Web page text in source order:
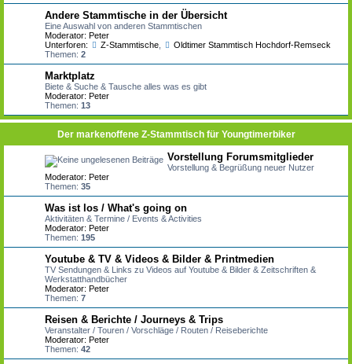
Andere Stammtische in der Übersicht
Eine Auswahl von anderen Stammtischen
Moderator: Peter
Unterforen:
Z-Stammtische,
Oldtimer Stammtisch Hochdorf-Remseck
Themen: 2
Marktplatz
Biete & Suche & Tausche alles was es gibt
Moderator: Peter
Themen: 13
Der markenoffene Z-Stammtisch für Youngtimerbiker
Vorstellung Forumsmitglieder
Vorstellung & Begrüßung neuer Nutzer
Moderator: Peter
Themen: 35
Was ist los / What's going on
Aktivitäten & Termine / Events & Activities
Moderator: Peter
Themen: 195
Youtube & TV & Videos & Bilder & Printmedien
TV Sendungen & Links zu Videos auf Youtube & Bilder & Zeitschriften &
Werkstatthandbücher
Moderator: Peter
Themen: 7
Reisen & Berichte / Journeys & Trips
Veranstalter / Touren / Vorschläge / Routen / Reiseberichte
Moderator: Peter
Themen: 42